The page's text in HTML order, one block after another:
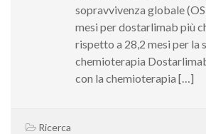
sopravvivenza globale
mesi per dostarlimab più
rispetto a 28,2 mesi per la
chemioterapia
con la chemioterapia […]
Ricerca